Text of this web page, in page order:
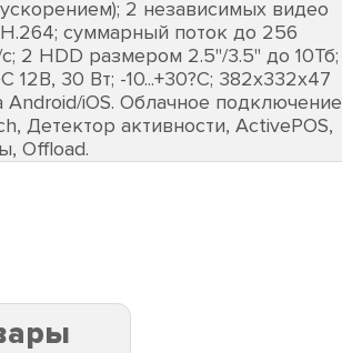
2 независимых видео
суммарный поток до 256
2 HDD размером 2.5"/3.5" до 10Тб;
12В, 30 Вт; -10...+30?С; 382х332х47
iOS. Облачное подключение
Детектор активности, ActivePOS,
Offload.